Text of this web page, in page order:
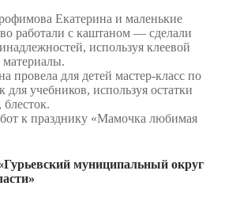
Екатерина и маленькие
работали с каштаном — сделали
используя клеевой
провела для детей мастер-класс по
для учебников, используя остатки
к празднику «Мамочка любимая
муниципальный округ